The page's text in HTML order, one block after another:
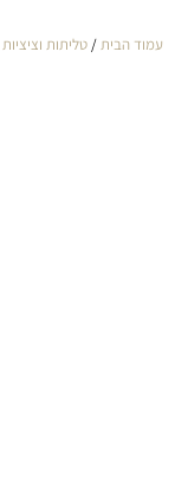
עמוד הבית/ טליתות וציציות